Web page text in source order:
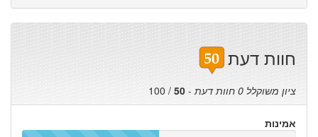
חוות דעת
ציון משוקלל 0 חוות דעת-
50
/
100
אמינות